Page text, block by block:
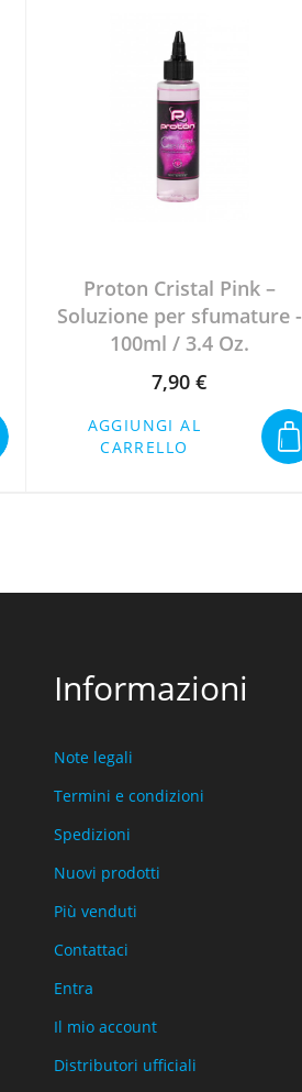
Proton Cristal Pink –
Soluzione per sfumature -
100ml / 3.4 Oz.
Prezzo
7,90 €
AGGIUNGI AL
CARRELLO
Informazioni
Note legali
Termini e condizioni
Spedizioni
Nuovi prodotti
Più venduti
Contattaci
Entra
Il mio account
Distributori ufficiali